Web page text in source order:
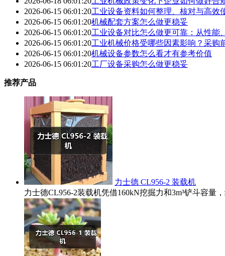
2026-06-15 06:01:20工业设备资料如何整理、核对与高效
2026-06-15 06:01:20机械配套方案怎么做更稳妥
2026-06-15 06:01:20工业设备对比怎么做更可靠：从性能
2026-06-15 06:01:20工业机械价格受哪些因素影响？采购
2026-06-15 06:01:20机械设备参数怎么看才有参考价值
2026-06-15 06:01:20工厂设备采购怎么做更稳妥
推荐产品
力士德 CL956-2 装载机
力士德CL956-2装载机凭借160kN挖掘力和3m³铲斗容